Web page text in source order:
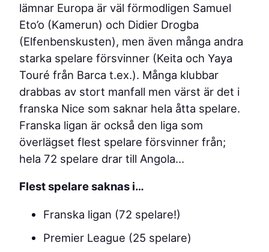
lämnar Europa är väl förmodligen Samuel
Eto’o (Kamerun) och Didier Drogba
(Elfenbenskusten), men även många andra
starka spelare försvinner (Keita och Yaya
Touré från Barca t.ex.). Många klubbar
drabbas av stort manfall men värst är det i
franska Nice som saknar hela åtta spelare.
Franska ligan är också den liga som
överlägset flest spelare försvinner från;
hela 72 spelare drar till Angola…
Flest spelare saknas i…
Franska ligan (72 spelare!)
Premier League (25 spelare)